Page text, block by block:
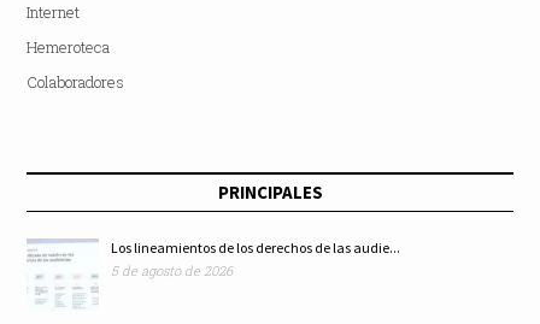
Internet
Hemeroteca
Colaboradores
PRINCIPALES
Los lineamientos de los derechos de las audie...
5 de agosto de 2026